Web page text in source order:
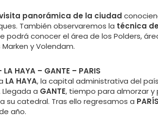
panorámica de la ciudad
También observaremos la técnica
podrá conocer el área de los Polders,
y Volendam.
LA HAYA – GANTE – PARIS
LA HAYA, la capital administrativa del
Llegada a GANTE, tiempo para almorzar
su catedral. Tras ello regresamos a PARÍS
año.